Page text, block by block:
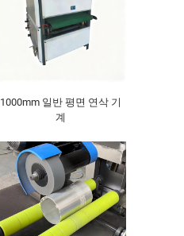
1000mm 일반 평면 연삭 기
계